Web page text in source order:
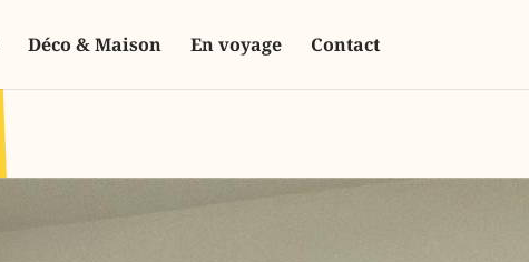
Déco & Maison En voyage Contact